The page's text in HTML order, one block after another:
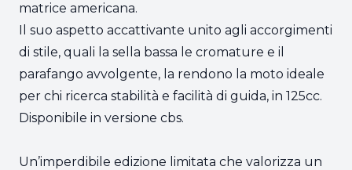
matrice americana.
Il suo aspetto accattivante unito agli accorgimenti
di stile, quali la sella bassa le cromature e il
parafango avvolgente, la rendono la moto ideale
per chi ricerca stabilità e facilità di guida, in 125cc.
Disponibile in versione cbs.
Un’imperdibile edizione limitata che valorizza un